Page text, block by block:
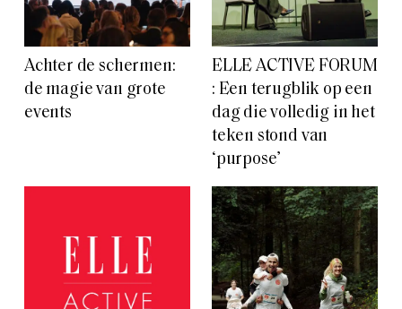
Achter de schermen:
de magie van grote
events
ELLE ACTIVE FORUM
: Een terugblik op een
dag die volledig in het
teken stond van
‘purpose’